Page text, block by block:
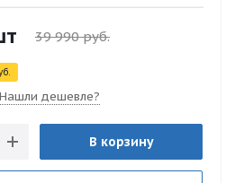
39 990руб.
Нашли дешевле?
В корзину